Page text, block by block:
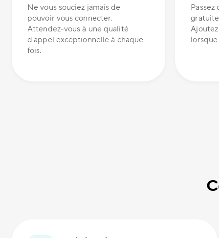
Ne vous souciez jamais de
pouvoir vous connecter.
Attendez-vous à une qualité
d'appel exceptionnelle à chaque
fois.
Passez
lorsque